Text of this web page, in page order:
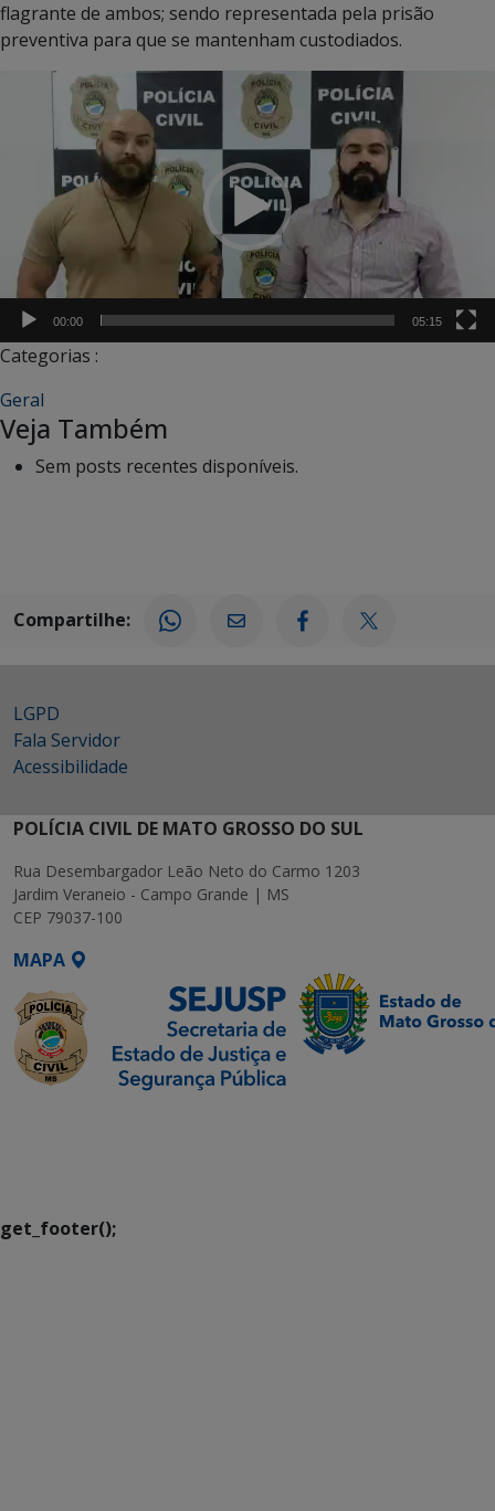
flagrante de ambos; sendo representada pela prisão
preventiva para que se mantenham custodiados.
00:00 05:15
Categorias :
Geral
Veja Também
Sem posts recentes disponíveis.
Compartilhe:
LGPD
Fala Servidor
Acessibilidade
POLÍCIA CIVIL DE MATO GROSSO DO SUL
Rua Desembargador Leão Neto do Carmo 1203
Jardim Veraneio - Campo Grande | MS
CEP 79037-100
MAPA
get_footer();